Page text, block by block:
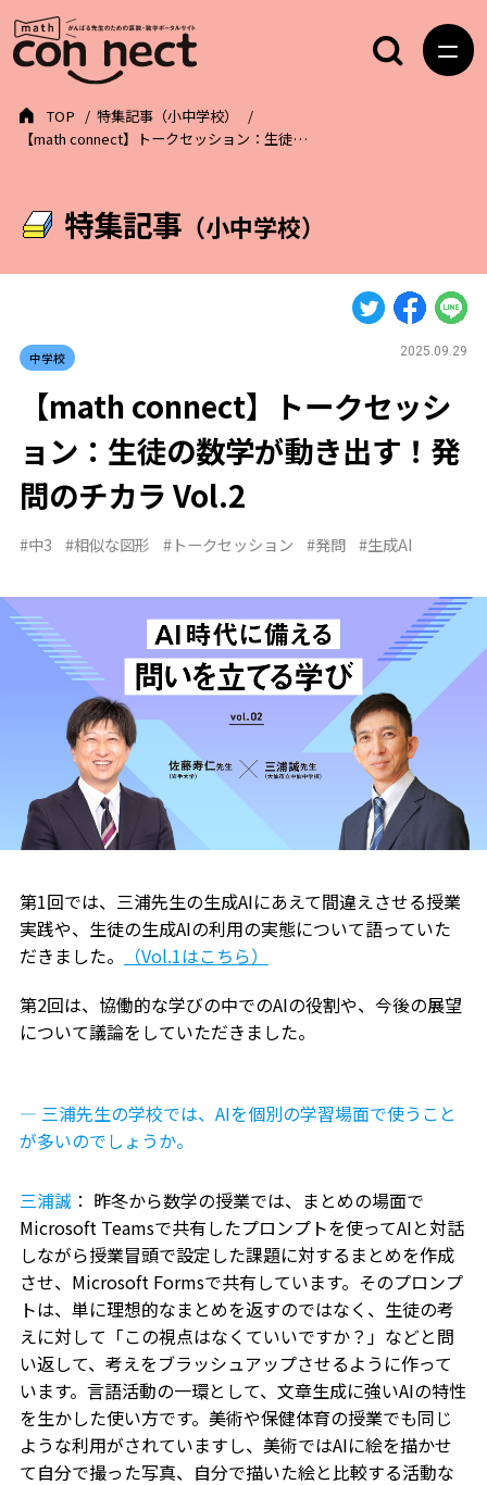
特集記事（小中学校）
TOP
特集記事（小中学校）
【math connect】トークセッション：生徒…
中学校 2025.09.29
【math connect】トークセッシ
ョン：生徒の数学が動き出す！発
問のチカラ Vol.2
#中3 #相似な図形 #トークセッション #発問 #生成AI
第1回では、三浦先生の生成AIにあえて間違えさせる授業
実践や、生徒の生成AIの利用の実態について語っていた
だきました。
（Vol.1はこちら）
第2回は、協働的な学びの中でのAIの役割や、今後の展望
について議論をしていただきました。
― 三浦先生の学校では、AIを個別の学習場面で使うこと
が多いのでしょうか。
三浦誠： 昨冬から数学の授業では、まとめの場面で
Microsoft Teamsで共有したプロンプトを使ってAIと対話
しながら授業冒頭で設定した課題に対するまとめを作成
させ、Microsoft Formsで共有しています。そのプロンプ
トは、単に理想的なまとめを返すのではなく、生徒の考
えに対して「この視点はなくていいですか？」などと問
い返して、考えをブラッシュアップさせるように作って
います。言語活動の一環として、文章生成に強いAIの特性
を生かした使い方です。美術や保健体育の授業でも同じ
ような利用がされていますし、美術ではAIに絵を描かせ
て自分で撮った写真、自分で描いた絵と比較する活動な